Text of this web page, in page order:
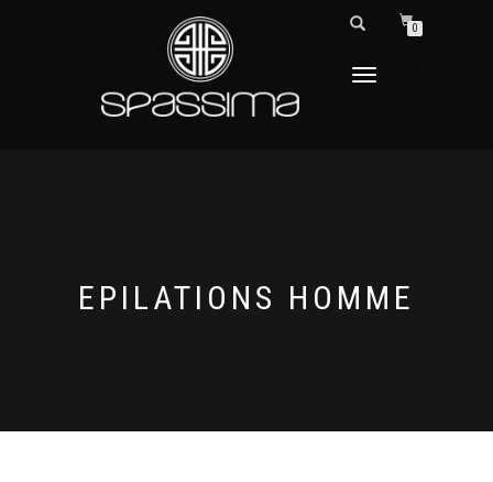
DÉPLIER
DÉTAILS
0
EPILATIONS HOMME